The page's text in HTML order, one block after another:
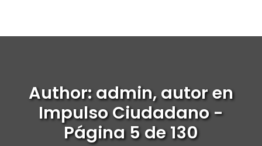
Author: admin, autor en
Impulso Ciudadano -
Página 5 de 130